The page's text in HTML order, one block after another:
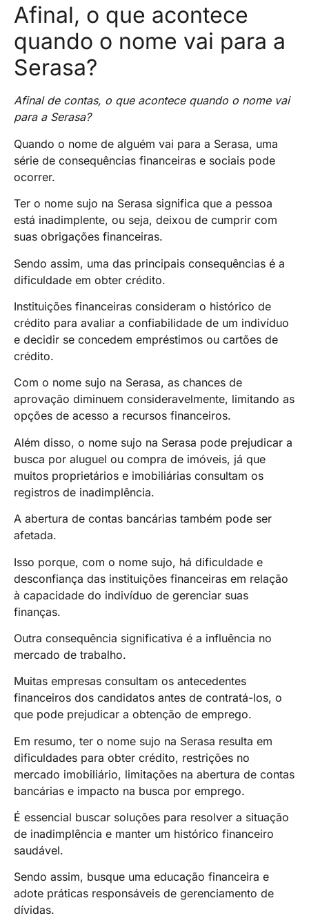
Afinal, o que acontece
quando o nome vai para a
Serasa?
Afinal de contas, o que acontece quando o nome vai
para a Serasa?
Quando o nome de alguém vai para a Serasa, uma
série de consequências financeiras e sociais pode
ocorrer.
Ter o nome sujo na Serasa significa que a pessoa
está inadimplente, ou seja, deixou de cumprir com
suas obrigações financeiras.
Sendo assim, uma das principais consequências é a
dificuldade em obter crédito.
Instituições financeiras consideram o histórico de
crédito para avaliar a confiabilidade de um indivíduo
e decidir se concedem empréstimos ou cartões de
crédito.
Com o nome sujo na Serasa, as chances de
aprovação diminuem consideravelmente, limitando as
opções de acesso a recursos financeiros.
Além disso, o nome sujo na Serasa pode prejudicar a
busca por aluguel ou compra de imóveis, já que
muitos proprietários e imobiliárias consultam os
registros de inadimplência.
A abertura de contas bancárias também pode ser
afetada.
Isso porque, com o nome sujo, há dificuldade e
desconfiança das instituições financeiras em relação
à capacidade do indivíduo de gerenciar suas
finanças.
Outra consequência significativa é a influência no
mercado de trabalho.
Muitas empresas consultam os antecedentes
financeiros dos candidatos antes de contratá-los, o
que pode prejudicar a obtenção de emprego.
Em resumo, ter o nome sujo na Serasa resulta em
dificuldades para obter crédito, restrições no
mercado imobiliário, limitações na abertura de contas
bancárias e impacto na busca por emprego.
É essencial buscar soluções para resolver a situação
de inadimplência e manter um histórico financeiro
saudável.
Sendo assim, busque uma educação financeira e
adote práticas responsáveis de gerenciamento de
dívidas.